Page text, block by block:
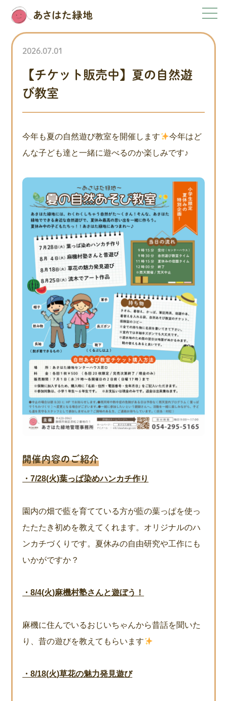
2026.07.01
【チケット販売中】夏の自然遊
び教室
今年も夏の自然遊び教室を開催します
今年はど
んな子ども達と一緒に遊べるのか楽しみです♪
開催内容のご紹介
・7/28(火)葉っぱ染めハンカチ作り
園内の畑で藍を育てている方が藍の葉っぱを使っ
たたたき初めを教えてくれます。オリジナルのハ
ンカチづくりです。夏休みの自由研究や工作にも
いかがですか？
・8/4(火)麻機村塾さんと遊ぼう！
麻機に住んでいるおじいちゃんから昔話を聞いた
り、昔の遊びを教えてもらいます
・8/18(火)草花の魅力発見遊び